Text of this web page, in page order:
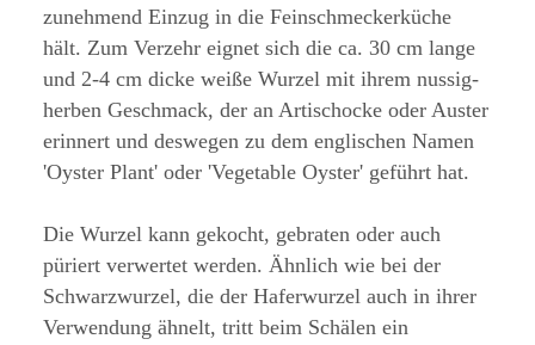
zunehmend Einzug in die Feinschmeckerküche
hält. Zum Verzehr eignet sich die ca. 30 cm lange
und 2-4 cm dicke weiße Wurzel mit ihrem nussig-
herben Geschmack, der an Artischocke oder Auster
erinnert und deswegen zu dem englischen Namen
'Oyster Plant' oder 'Vegetable Oyster' geführt hat.
Die Wurzel kann gekocht, gebraten oder auch
püriert verwertet werden. Ähnlich wie bei der
Schwarzwurzel, die der Haferwurzel auch in ihrer
Verwendung ähnelt, tritt beim Schälen ein